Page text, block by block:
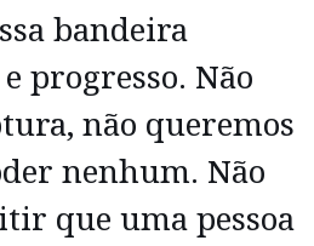
bandeira
progresso. Não
não queremos
nenhum. Não
que uma pessoa